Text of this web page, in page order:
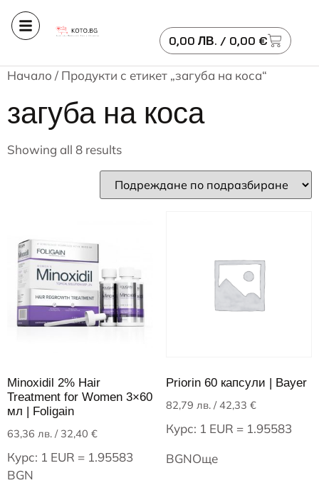
0,00 ЛВ. / 0,00 €
Начало / Продукти с етикет „загуба на коса“
загуба на коса
Showing all 8 results
Minoxidil 2% Hair
Treatment for Women 3×60
мл | Foligain
63,36 лв. / 32,40 €
Курс: 1 EUR = 1.95583
BGN
Priorin 60 капсули | Bayer
82,79 лв./ 42,33 €
Курс: 1 EUR = 1.95583
BGNОще